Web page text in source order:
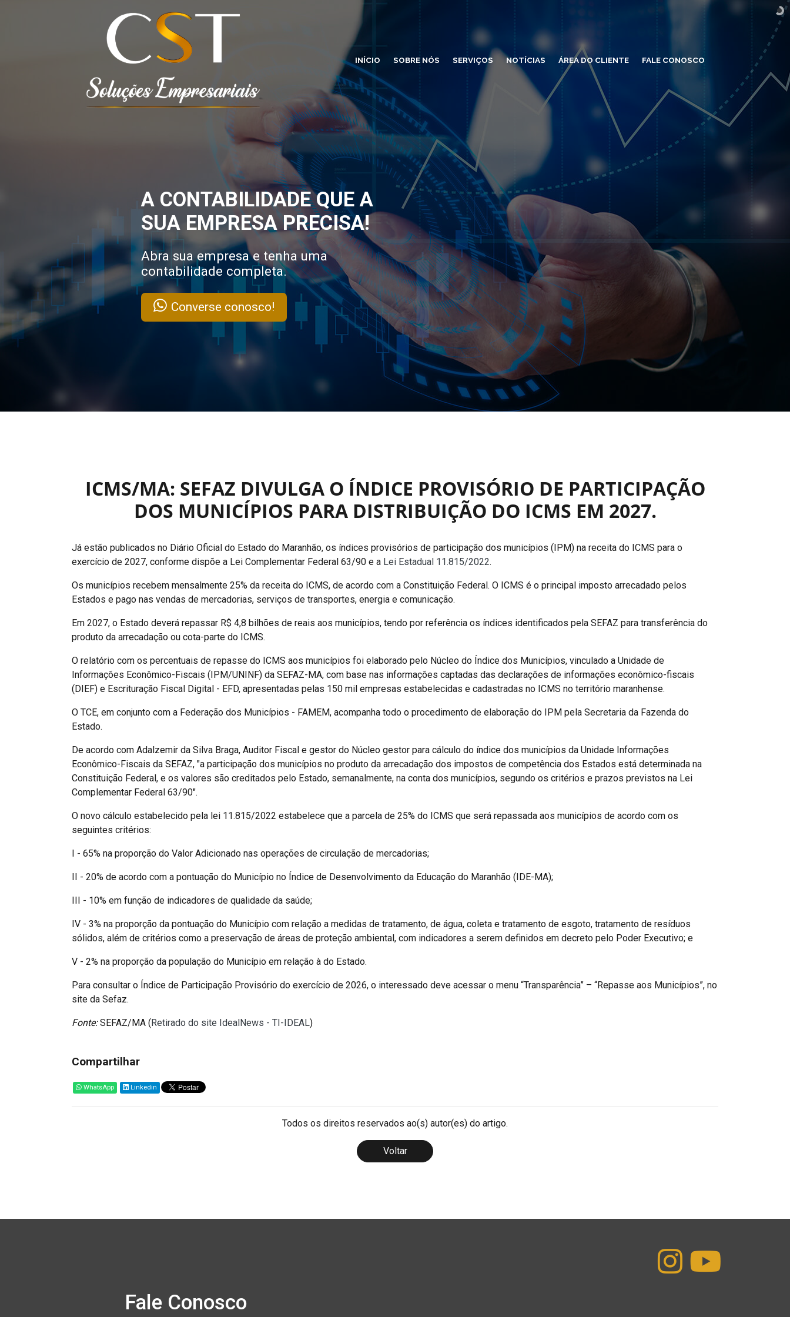
INÍCIO SOBRE NÓS SERVIÇOS NOTÍCIAS ÁREA DO CLIENTE FALE CONOSCO
A CONTABILIDADE QUE A
SUA EMPRESA PRECISA!
Abra sua empresa e tenha uma
contabilidade completa.
Converse conosco!
ICMS/MA: SEFAZ DIVULGA O ÍNDICE PROVISÓRIO DE PARTICIPAÇÃO
DOS MUNICÍPIOS PARA DISTRIBUIÇÃO DO ICMS EM 2027.
Já estão publicados no Diário Oficial do Estado do Maranhão, os índices provisórios de participação dos municípios (IPM) na receita do ICMS para o
exercício de 2027, conforme dispõe a Lei Complementar Federal 63/90 e a Lei Estadual 11.815/2022.
Os municípios recebem mensalmente 25% da receita do ICMS, de acordo com a Constituição Federal. O ICMS é o principal imposto arrecadado pelos
Estados e pago nas vendas de mercadorias, serviços de transportes, energia e comunicação.
Em 2027, o Estado deverá repassar R$ 4,8 bilhões de reais aos municípios, tendo por referência os índices identificados pela SEFAZ para transferência do
produto da arrecadação ou cota-parte do ICMS.
O relatório com os percentuais de repasse do ICMS aos municípios foi elaborado pelo Núcleo do Índice dos Municípios, vinculado a Unidade de
Informações Econômico-Fiscais (IPM/UNINF) da SEFAZ-MA, com base nas informações captadas das declarações de informações econômico-fiscais
(DIEF) e Escrituração Fiscal Digital - EFD, apresentadas pelas 150 mil empresas estabelecidas e cadastradas no ICMS no território maranhense.
O TCE, em conjunto com a Federação dos Municípios - FAMEM, acompanha todo o procedimento de elaboração do IPM pela Secretaria da Fazenda do
Estado.
De acordo com Adalzemir da Silva Braga, Auditor Fiscal e gestor do Núcleo gestor para cálculo do índice dos municípios da Unidade Informações
Econômico-Fiscais da SEFAZ, "a participação dos municípios no produto da arrecadação dos impostos de competência dos Estados está determinada na
Constituição Federal, e os valores são creditados pelo Estado, semanalmente, na conta dos municípios, segundo os critérios e prazos previstos na Lei
Complementar Federal 63/90".
O novo cálculo estabelecido pela lei 11.815/2022 estabelece que a parcela de 25% do ICMS que será repassada aos municípios de acordo com os
seguintes critérios:
I - 65% na proporção do Valor Adicionado nas operações de circulação de mercadorias;
II - 20% de acordo com a pontuação do Município no Índice de Desenvolvimento da Educação do Maranhão (IDE-MA);
III - 10% em função de indicadores de qualidade da saúde;
IV - 3% na proporção da pontuação do Município com relação a medidas de tratamento, de água, coleta e tratamento de esgoto, tratamento de resíduos
sólidos, além de critérios como a preservação de áreas de proteção ambiental, com indicadores a serem definidos em decreto pelo Poder Executivo; e
V - 2% na proporção da população do Município em relação à do Estado.
Para consultar o Índice de Participação Provisório do exercício de 2026, o interessado deve acessar o menu “Transparência” – “Repasse aos Municípios”, no
site da Sefaz.
Fonte:SEFAZ/MA (Retirado do site IdealNews - TI-IDEAL)
Compartilhar
WhatsApp Linkedin
Todos os direitos reservados ao(s) autor(es) do artigo.
Voltar
Fale Conosco